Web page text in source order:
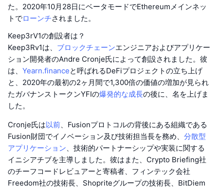
た。2020年10月28日にベータモードでEthereumメインネッ
トでローンチされました。
Keep3rV1の創設者は？
Keep3Rv1は、 ブロックチェーンエンジニアおよびアプリケー
ション開発者のAndre Cronje氏によって創設されました。彼
は、 Yearn.financeと呼ばれるDeFiプロジェクトの立ち上げ
と、2020年の最初の2ヶ月間で1,300倍の価値の増加が見られ
たガバナンストークンYFIの爆発的な成長の後に、名を上げま
した。
Cronje氏は以前 、Fusionプロトコルの背後にある組織である
Fusion財団でイノベーション及び技術担当長を務め、 分散型
アプリケーション 、技術的パートナーシップや実装に関する
イニシアチブを主導しました。彼はまた、Crypto Briefing社
のチーフコードレビュアーと寄稿者、フィンテック会社
Freedom社の技術長、Shopriteグループの技術長、BitDiem